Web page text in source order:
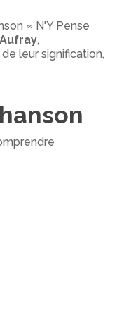
« N'Y Pense
,
leur signification,